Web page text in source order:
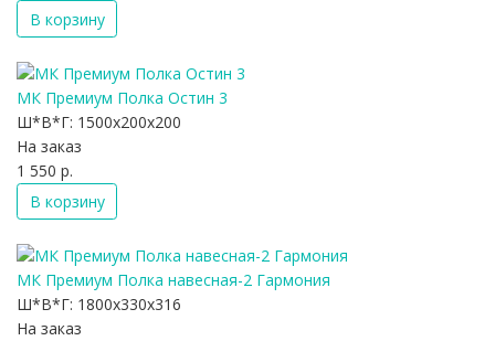
В корзину
МК Премиум Полка Остин 3
Ш*В*Г: 1500x200x200
На заказ
1 550 р.
В корзину
МК Премиум Полка навесная-2 Гармония
Ш*В*Г: 1800x330x316
На заказ